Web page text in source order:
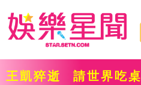
王凱猝逝 請世界吃桌